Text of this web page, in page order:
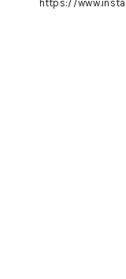
https://